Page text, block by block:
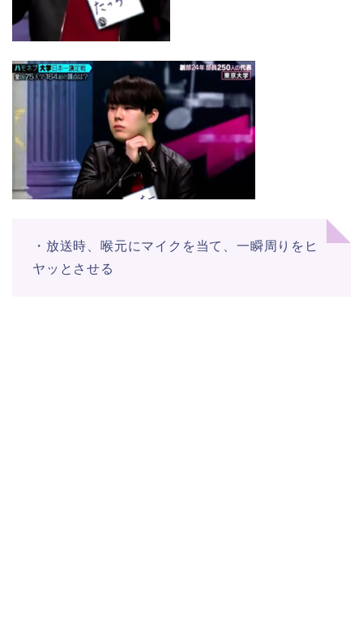
・放送時、喉元にマイクを当て、一瞬周りをヒ
ヤッとさせる